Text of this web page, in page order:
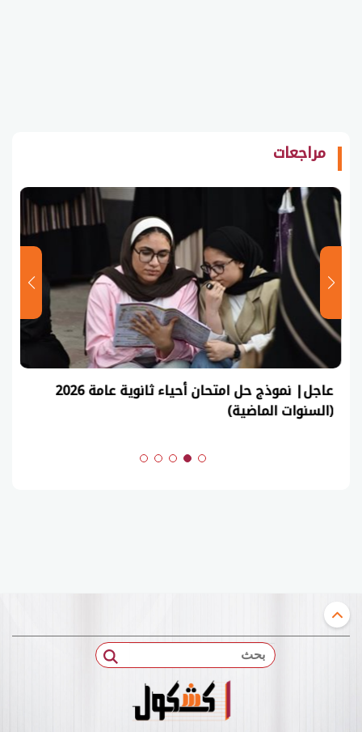
مراجعات
عاجل| نموذج حل امتحان أحياء ثانوية عامة 2026
(السنوات الماضية)
بحث